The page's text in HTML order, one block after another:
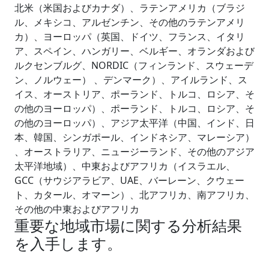
北米（米国およびカナダ）、ラテンアメリカ（ブラジ
ル、メキシコ、アルゼンチン、その他のラテンアメリ
カ）、ヨーロッパ（英国、ドイツ、フランス、イタリ
ア、スペイン、ハンガリー、ベルギー、オランダおよび
ルクセンブルグ、NORDIC（フィンランド、スウェーデ
ン、ノルウェー） 、デンマーク）、アイルランド、ス
イス、オーストリア、ポーランド、トルコ、ロシア、そ
の他のヨーロッパ）、ポーランド、トルコ、ロシア、そ
の他のヨーロッパ）、アジア太平洋（中国、インド、日
本、韓国、シンガポール、インドネシア、マレーシア）
、オーストラリア、ニュージーランド、その他のアジア
太平洋地域）、中東およびアフリカ（イスラエル、
GCC（サウジアラビア、UAE、バーレーン、クウェー
ト、カタール、オマーン）、北アフリカ、南アフリカ、
その他の中東およびアフリカ
重要な地域市場に関する分析結果
を入手します。